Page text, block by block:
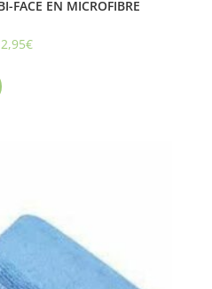
FACE EN MICROFIBRE
€